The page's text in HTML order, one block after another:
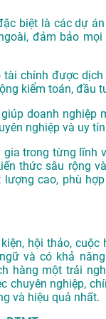
biệt là các dự
đảm bảo
chính được
kiểm toán, đầu
doanh nghiệp
nghiệp và uy
trong từng lĩnh
thức sâu rộng
cao, phù
hội thảo,
và có khả
hàng một trải
chuyên nghiệp,
và hiệu quả nhất.